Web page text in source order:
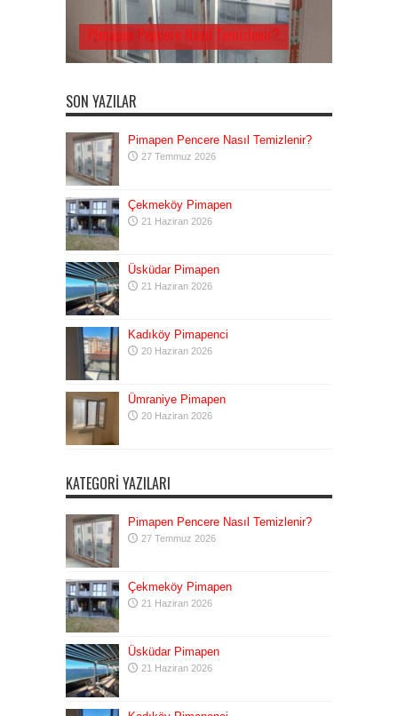
Pimapen Pencere Nasıl Temizlenir?
SON YAZILAR
Pimapen Pencere Nasıl Temizlenir?
27 Temmuz 2026
Çekmeköy Pimapen
21 Haziran 2026
Üsküdar Pimapen
21 Haziran 2026
Kadıköy Pimapenci
20 Haziran 2026
Ümraniye Pimapen
20 Haziran 2026
KATEGORI YAZILARI
Pimapen Pencere Nasıl Temizlenir?
27 Temmuz 2026
Çekmeköy Pimapen
21 Haziran 2026
Üsküdar Pimapen
21 Haziran 2026